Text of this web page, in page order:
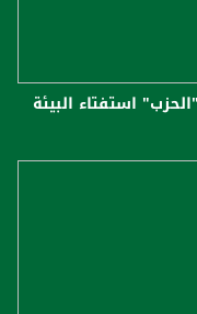
استفتاء البيئة